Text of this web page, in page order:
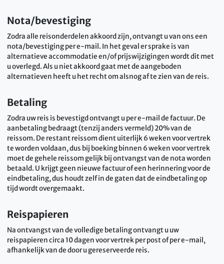
Nota/bevestiging
Zodra alle reisonderdelen akkoord zijn, ontvangt u van ons een
nota/bevestiging per e-mail. In het geval er sprake is van
alternatieve accommodatie en/of prijswijzigingen wordt dit met
u overlegd. Als u niet akkoord gaat met de aangeboden
alternatieven heeft u het recht om alsnog af te zien van de reis.
Betaling
Zodra uw reis is bevestigd ontvangt u per e-mail de factuur. De
aanbetaling bedraagt (tenzij anders vermeld) 20% van de
reissom. De restant reissom dient uiterlijk 6 weken voor vertrek
te worden voldaan, dus bij boeking binnen 6 weken voor vertrek
moet de gehele reissom gelijk bij ontvangst van de nota worden
betaald. U krijgt geen nieuwe factuur of een herinnering voor de
eindbetaling, dus houdt zelf in de gaten dat de eindbetaling op
tijd wordt overgemaakt.
Reispapieren
Na ontvangst van de volledige betaling ontvangt u uw
reispapieren circa 10 dagen voor vertrek per post of per e-mail,
afhankelijk van de door u gereserveerde reis.